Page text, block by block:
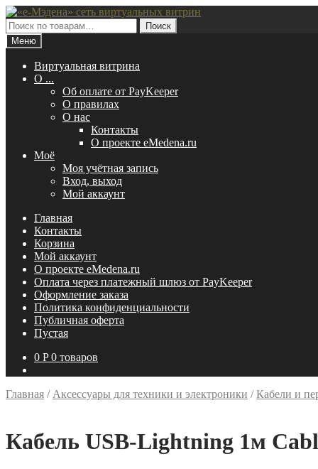
Перейти
к
навигации
Перейти
к
содержимому
Искать:
Поиск
Меню
Виртуальная витрина
O ...
Об оплате от PayKeeper
О правилах
О нас
Контакты
О проекте eMedena.ru
Моё
Моя учётная запись
Вход, выход
Мой аккаунт
Главная
Контакты
Корзина
Мой аккаунт
О проекте eMedena.ru
Оплата через платежный шлюз от PayKeeper
Оформление заказа
Политика конфиденциальности
Публичная оферта
Пустая
0 P 0 товаров
Главная / Аксессуары для техники и электроники /Кабели и
Кабель USB-Lightning 1м